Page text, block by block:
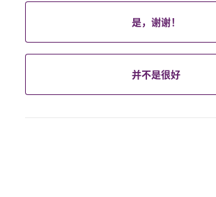
是，谢谢！
并不是很好